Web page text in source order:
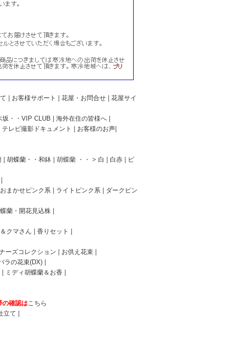
お客様サポート 花屋・お問合せ
花屋サイ
坂・・VIP CLUB 海外在住の皆様へ
テレビ撮影ドキュメント お客様のお声
胡蝶蘭・・和鉢 | 胡蝶蘭 ・・ > 白 白赤
ピ
おまかせピンク系 ライトピンク系
ダークピン
蘭・開花見込株
クマさん 香りセット
ーズコレクション お供え花束
ラの花束(DX)
ミディ胡蝶蘭＆お香
の確認はこちら
立て